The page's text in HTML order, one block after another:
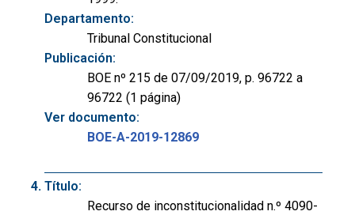
Departamento:
Tribunal Constitucional
Publicación:
BOE nº 215 de 07/09/2019, p. 96722 a
96722 (1 página)
Ver documento:
BOE-A-2019-12869
Título:
Recurso de inconstitucionalidad n.º 4090-